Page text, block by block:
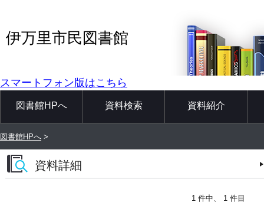
伊万里市民図書館
スマートフォン版はこちら
図書館HPへ 資料検索 資料紹介
図書館HPへ >
資料詳細
1 件中、 1 件目